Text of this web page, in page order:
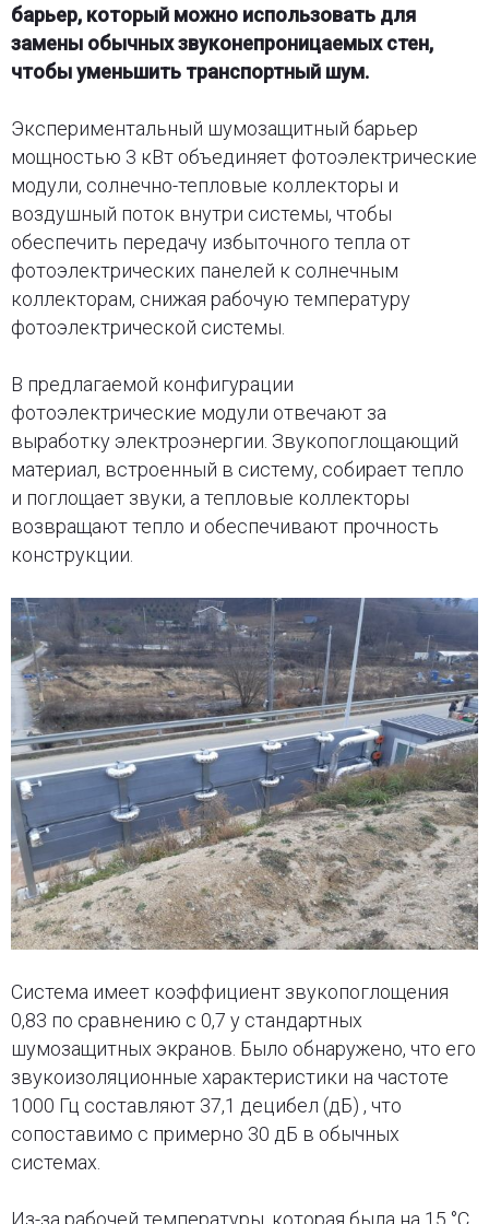
барьер, который можно использовать для
замены обычных звуконепроницаемых стен,
чтобы уменьшить транспортный шум.
Экспериментальный шумозащитный барьер
мощностью 3 кВт объединяет фотоэлектрические
модули, солнечно-тепловые коллекторы и
воздушный поток внутри системы, чтобы
обеспечить передачу избыточного тепла от
фотоэлектрических панелей к солнечным
коллекторам, снижая рабочую температуру
фотоэлектрической системы.
В предлагаемой конфигурации
фотоэлектрические модули отвечают за
выработку электроэнергии. Звукопоглощающий
материал, встроенный в систему, собирает тепло
и поглощает звуки, а тепловые коллекторы
возвращают тепло и обеспечивают прочность
конструкции.
Система имеет коэффициент звукопоглощения
0,83 по сравнению с 0,7 у стандартных
шумозащитных экранов. Было обнаружено, что его
звукоизоляционные характеристики на частоте
1000 Гц составляют 37,1 децибел (дБ) , что
сопоставимо с примерно 30 дБ в обычных
системах.
Из-за рабочей температуры, которая была на 15 °C